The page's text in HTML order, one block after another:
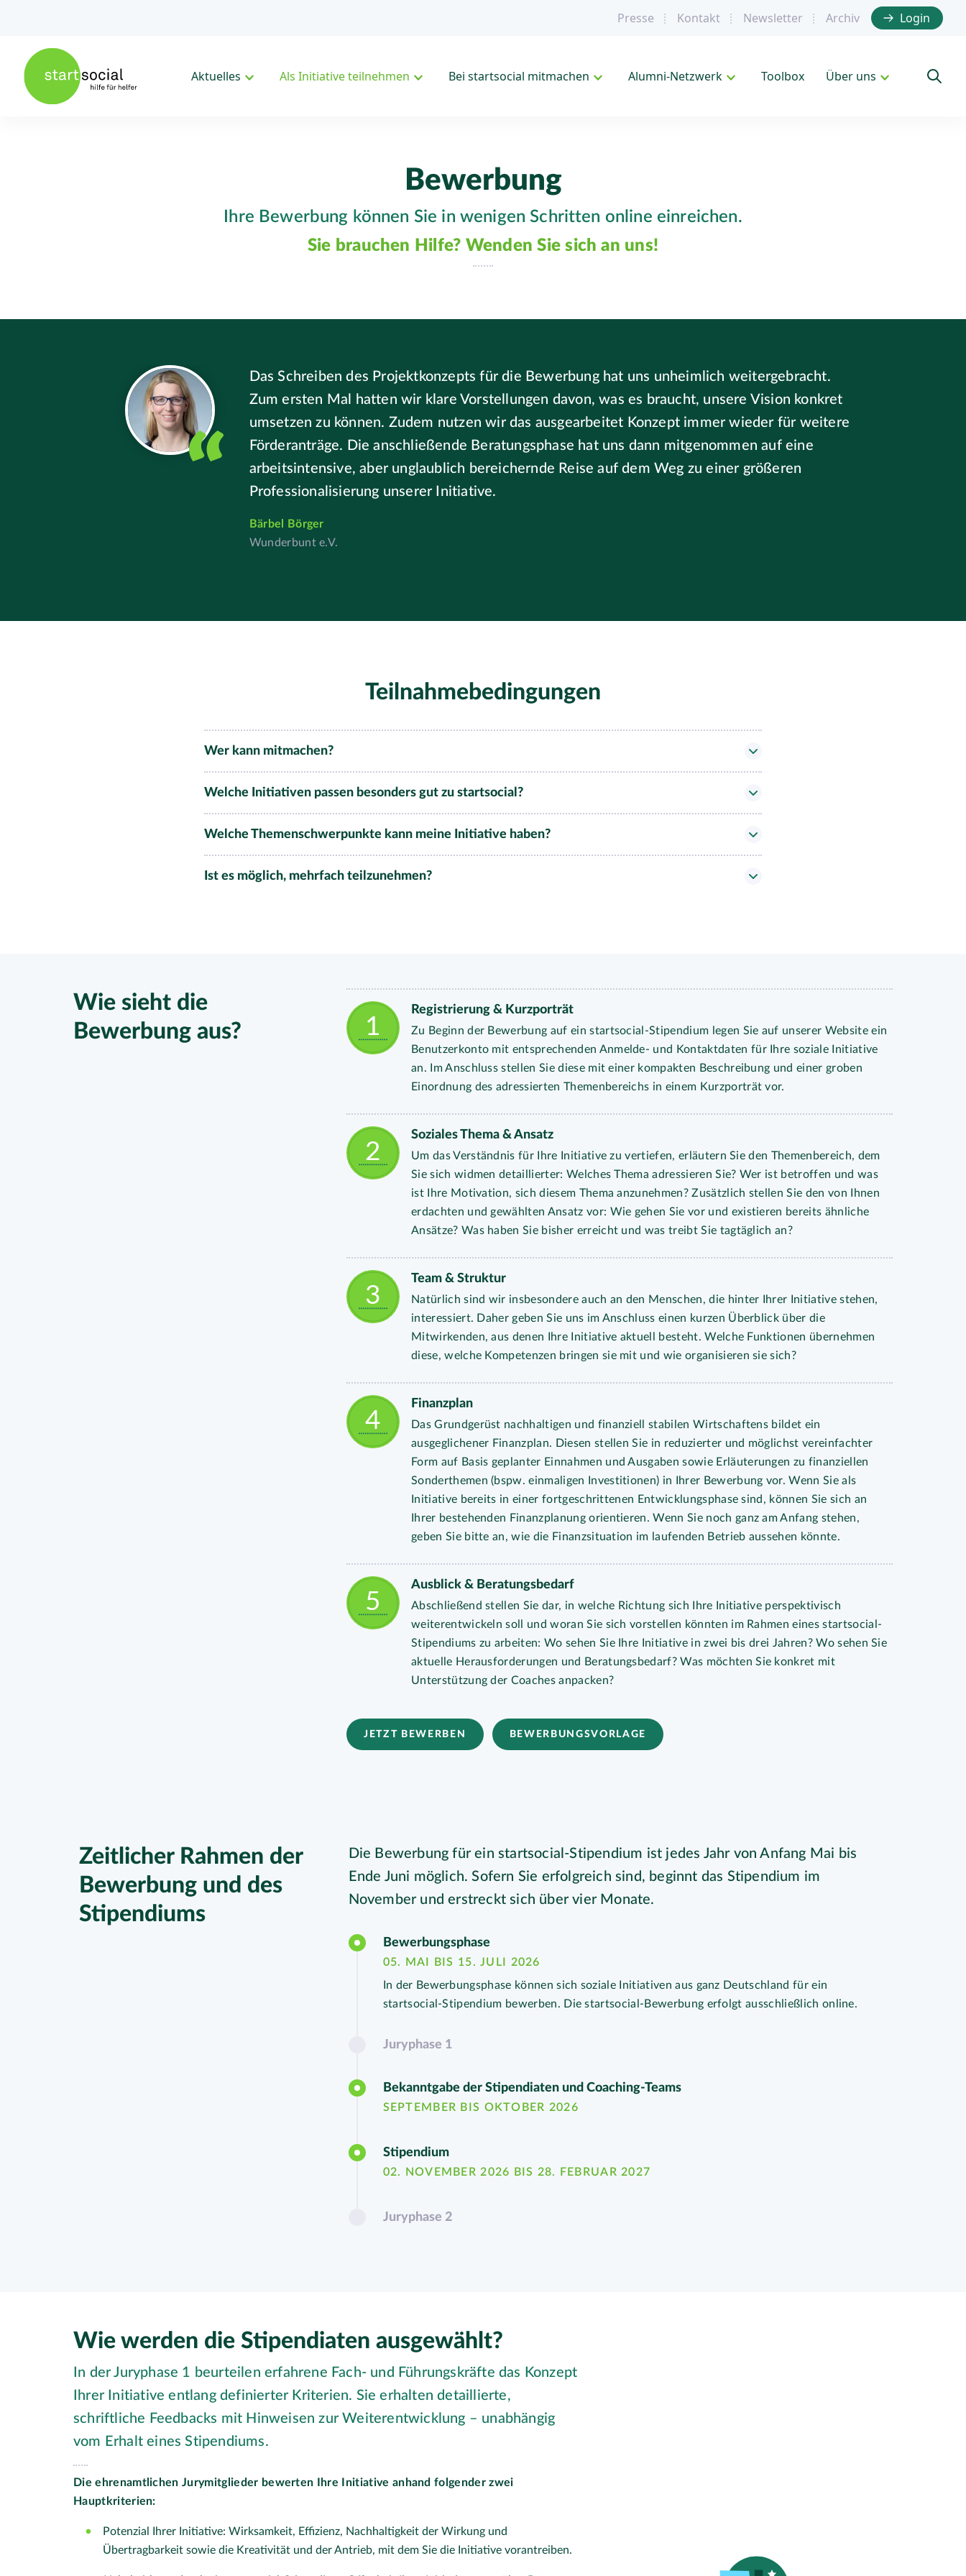
Presse Kontakt Newsletter Archiv Login
Aktuelles Als Initiative teilnehmen Bei startsocial mitmachen Alumni-Netzwerk Toolbox Über uns
Bewerbung
Ihre Bewerbung können Sie in wenigen Schritten online einreichen.
Sie brauchen Hilfe? Wenden Sie sich an uns!
Das Schreiben des Projektkonzepts für die Bewerbung hat uns unheimlich weitergebracht.
Zum ersten Mal hatten wir klare Vorstellungen davon, was es braucht, unsere Vision konkret
umsetzen zu können. Zudem nutzen wir das ausgearbeitet Konzept immer wieder für weitere
Förderanträge. Die anschließende Beratungsphase hat uns dann mitgenommen auf eine
arbeitsintensive, aber unglaublich bereichernde Reise auf dem Weg zu einer größeren
Professionalisierung unserer Initiative.
Bärbel Börger
Wunderbunt e.V.
Teilnahmebedingungen
Wer kann mitmachen?
Welche Initiativen passen besonders gut zu startsocial?
Welche Themenschwerpunkte kann meine Initiative haben?
Ist es möglich, mehrfach teilzunehmen?
Wie sieht die
Bewerbung aus?
Registrierung & Kurzporträt
Zu Beginn der Bewerbung auf ein startsocial-Stipendium legen Sie auf unserer Website ein
Benutzerkonto mit entsprechenden Anmelde- und Kontaktdaten für Ihre soziale Initiative
an. Im Anschluss stellen Sie diese mit einer kompakten Beschreibung und einer groben
Einordnung des adressierten Themenbereichs in einem Kurzporträt vor.
Soziales Thema & Ansatz
Um das Verständnis für Ihre Initiative zu vertiefen, erläutern Sie den Themenbereich, dem
Sie sich widmen detaillierter: Welches Thema adressieren Sie? Wer ist betroffen und was
ist Ihre Motivation, sich diesem Thema anzunehmen? Zusätzlich stellen Sie den von Ihnen
erdachten und gewählten Ansatz vor: Wie gehen Sie vor und existieren bereits ähnliche
Ansätze? Was haben Sie bisher erreicht und was treibt Sie tagtäglich an?
Team & Struktur
Natürlich sind wir insbesondere auch an den Menschen, die hinter Ihrer Initiative stehen,
interessiert. Daher geben Sie uns im Anschluss einen kurzen Überblick über die
Mitwirkenden, aus denen Ihre Initiative aktuell besteht. Welche Funktionen übernehmen
diese, welche Kompetenzen bringen sie mit und wie organisieren sie sich?
Finanzplan
Das Grundgerüst nachhaltigen und finanziell stabilen Wirtschaftens bildet ein
ausgeglichener Finanzplan. Diesen stellen Sie in reduzierter und möglichst vereinfachter
Form auf Basis geplanter Einnahmen und Ausgaben sowie Erläuterungen zu finanziellen
Sonderthemen (bspw. einmaligen Investitionen) in Ihrer Bewerbung vor. Wenn Sie als
Initiative bereits in einer fortgeschrittenen Entwicklungsphase sind, können Sie sich an
Ihrer bestehenden Finanzplanung orientieren. Wenn Sie noch ganz am Anfang stehen,
geben Sie bitte an, wie die Finanzsituation im laufenden Betrieb aussehen könnte.
Ausblick & Beratungsbedarf
Abschließend stellen Sie dar, in welche Richtung sich Ihre Initiative perspektivisch
weiterentwickeln soll und woran Sie sich vorstellen könnten im Rahmen eines startsocial-
Stipendiums zu arbeiten: Wo sehen Sie Ihre Initiative in zwei bis drei Jahren? Wo sehen Sie
aktuelle Herausforderungen und Beratungsbedarf? Was möchten Sie konkret mit
Unterstützung der Coaches anpacken?
JETZT BEWERBEN BEWERBUNGSVORLAGE
Zeitlicher Rahmen der
Bewerbung und des
Stipendiums
Die Bewerbung für ein startsocial-Stipendium ist jedes Jahr von Anfang Mai bis
Ende Juni möglich. Sofern Sie erfolgreich sind, beginnt das Stipendium im
November und erstreckt sich über vier Monate.
Bewerbungsphase
05. MAI BIS 15. JULI 2026
In der Bewerbungsphase können sich soziale Initiativen aus ganz Deutschland für ein
startsocial-Stipendium bewerben. Die startsocial-Bewerbung erfolgt ausschließlich online.
Juryphase 1
Bekanntgabe der Stipendiaten und Coaching-Teams
SEPTEMBER BIS OKTOBER 2026
Stipendium
02. NOVEMBER 2026 BIS 28. FEBRUAR 2027
Juryphase 2
Wie werden die Stipendiaten ausgewählt?
In der Juryphase 1 beurteilen erfahrene Fach- und Führungskräfte das Konzept
Ihrer Initiative entlang definierter Kriterien. Sie erhalten detaillierte,
schriftliche Feedbacks mit Hinweisen zur Weiterentwicklung – unabhängig
vom Erhalt eines Stipendiums.
Die ehrenamtlichen Jurymitglieder bewerten Ihre Initiative anhand folgender zwei
Hauptkriterien:
Potenzial Ihrer Initiative: Wirksamkeit, Effizienz, Nachhaltigkeit der Wirkung und
Übertragbarkeit sowie die Kreativität und der Antrieb, mit dem Sie die Initiative vorantreiben.